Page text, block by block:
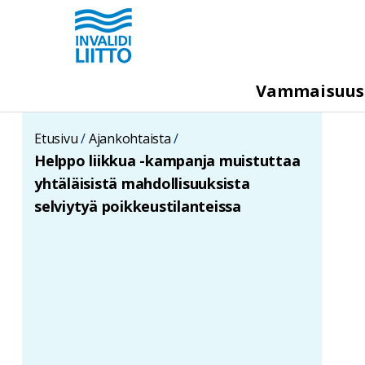
pääsisältöön
e
g
a
m
e
Vammaisuus
Etusivu Ajankohtaista
Helppo liikkua -kampanja muistuttaa
yhtäläisistä mahdollisuuksista
selviytyä poikkeustilanteissa